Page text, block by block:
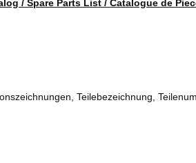
/ Spare Parts List / Catalogue de
Teilebezeichnung,